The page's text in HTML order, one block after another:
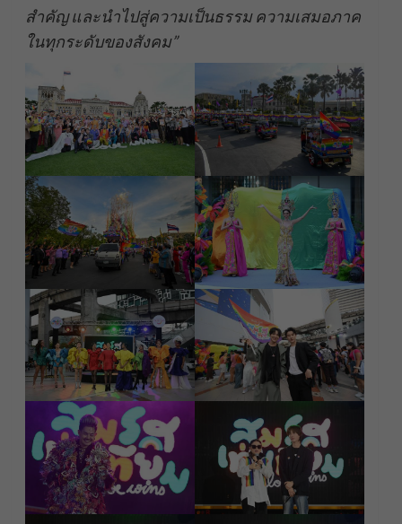
สำคัญ และนำไปสู่ความเป็นธรรม ความเสมอภาค
ในทุกระดับของสังคม”